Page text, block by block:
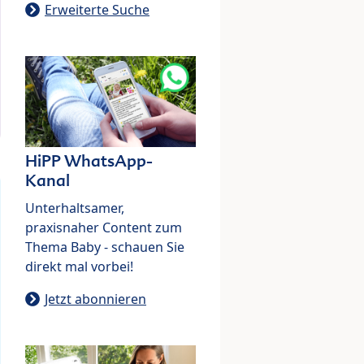
Erweiterte Suche
HiPP WhatsApp-
Kanal
Unterhaltsamer,
praxisnaher Content zum
Thema Baby - schauen Sie
direkt mal vorbei!
Jetzt abonnieren